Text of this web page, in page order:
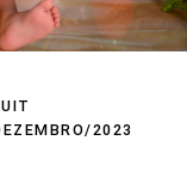
2023